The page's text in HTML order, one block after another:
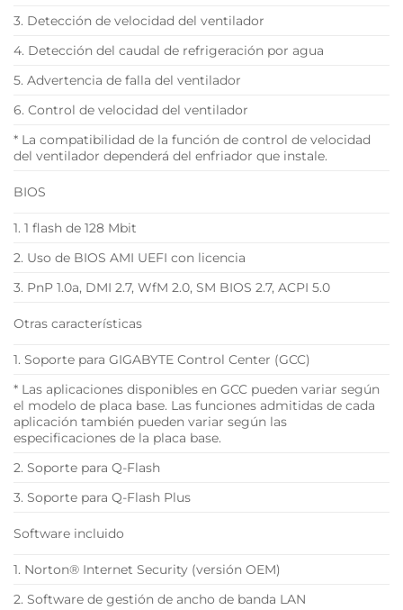
3. Detección de velocidad del ventilador
4. Detección del caudal de refrigeración por agua
5. Advertencia de falla del ventilador
6. Control de velocidad del ventilador
* La compatibilidad de la función de control de velocidad
del ventilador dependerá del enfriador que instale.
BIOS
1. 1 flash de 128 Mbit
2. Uso de BIOS AMI UEFI con licencia
3. PnP 1.0a, DMI 2.7, WfM 2.0, SM BIOS 2.7, ACPI 5.0
Otras características
1. Soporte para GIGABYTE Control Center (GCC)
* Las aplicaciones disponibles en GCC pueden variar según
el modelo de placa base. Las funciones admitidas de cada
aplicación también pueden variar según las
especificaciones de la placa base.
2. Soporte para Q-Flash
3. Soporte para Q-Flash Plus
Software incluido
1. Norton® Internet Security (versión OEM)
2. Software de gestión de ancho de banda LAN